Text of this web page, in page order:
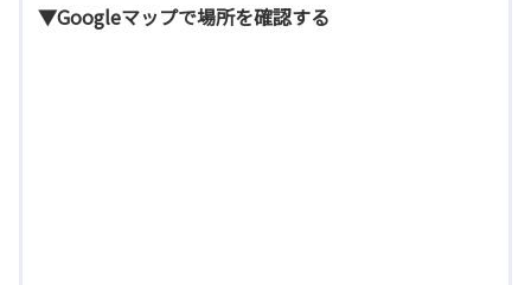
▼Googleマップで場所を確認する